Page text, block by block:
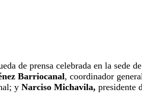
de prensa celebrada en la sede
Barriocanal, coordinador
y Narciso Michavila, presidente